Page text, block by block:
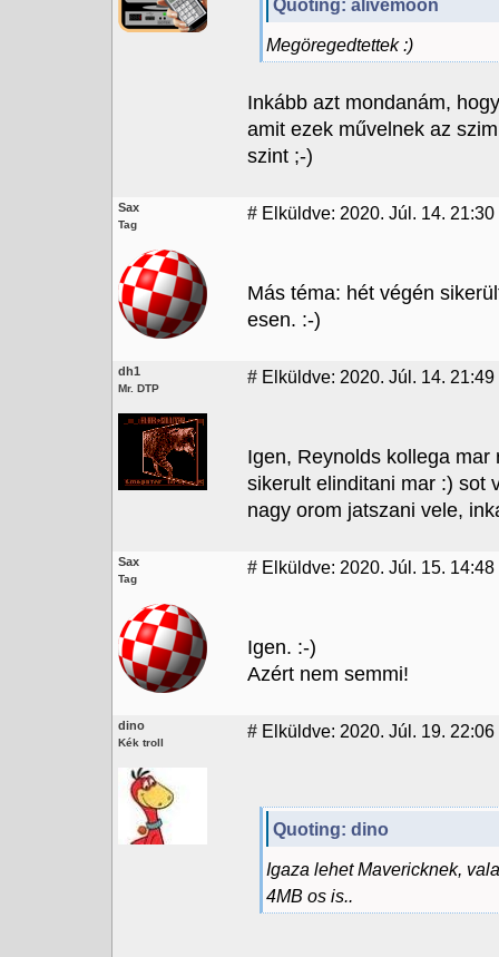
Quoting: alivemoon
Megöregedtettek :)
Inkább azt mondanám,
amit ezek művelnek az
szint ;-)
Sax
Tag
# Elküldve: 2020. Júl. 14. 21:30
Más téma: hét végén
esen. :-)
dh1
Mr. DTP
# Elküldve: 2020. Júl. 14. 21:49
Igen, Reynolds kollega
sikerult elinditani mar :) sot
nagy orom jatszani vele,
Sax
Tag
# Elküldve: 2020. Júl. 15. 14:48
Igen. :-)
Azért nem semmi!
dino
Kék troll
# Elküldve: 2020. Júl. 19. 22:06
Quoting: dino
Igaza lehet Mavericknek,
4MB os is..